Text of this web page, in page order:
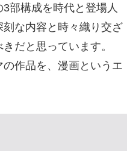
部構成を時代と登場人
な内容と時々織り交ざ
だと思っています。
作品を、漫画というエ